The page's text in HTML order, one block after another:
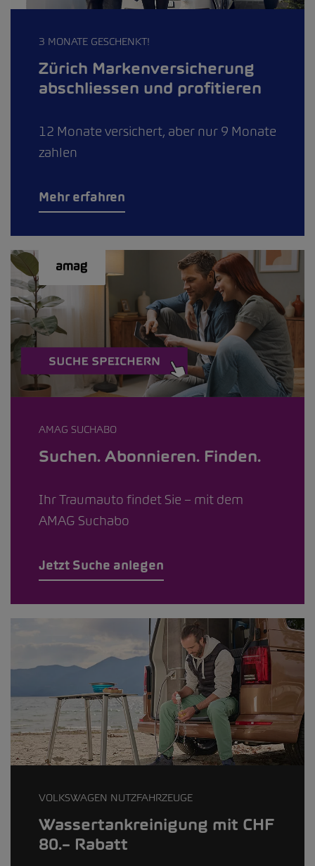
3 MONATE GESCHENKT!
Zürich Markenversicherung
abschliessen und profitieren
12 Monate versichert, aber nur 9 Monate
zahlen
Mehr erfahren
AMAG SUCHABO
Suchen. Abonnieren. Finden.
Ihr Traumauto findet Sie – mit dem
AMAG Suchabo
Jetzt Suche anlegen
VOLKSWAGEN NUTZFAHRZEUGE
Wassertankreinigung mit CHF
80.– Rabatt